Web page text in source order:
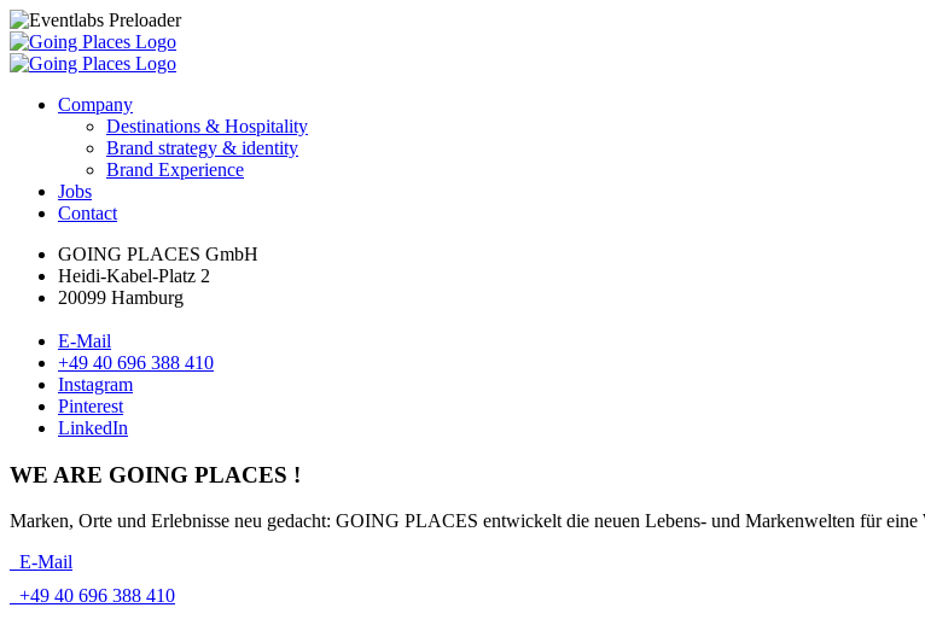
Company
Destinations & Hospitality
Brand strategy & identity
Brand Experience
Jobs
Contact
GOING PLACES GmbH
Heidi-Kabel-Platz 2
20099 Hamburg
E-Mail
+49 40 696 388 410
Instagram
Pinterest
LinkedIn
WE ARE GOING PLACES !
Marken, Orte und Erlebnisse neu gedacht: GOING PLACES entwickelt die neuen Lebens- und Markenwelten für
E-Mail
+49 40 696 388 410